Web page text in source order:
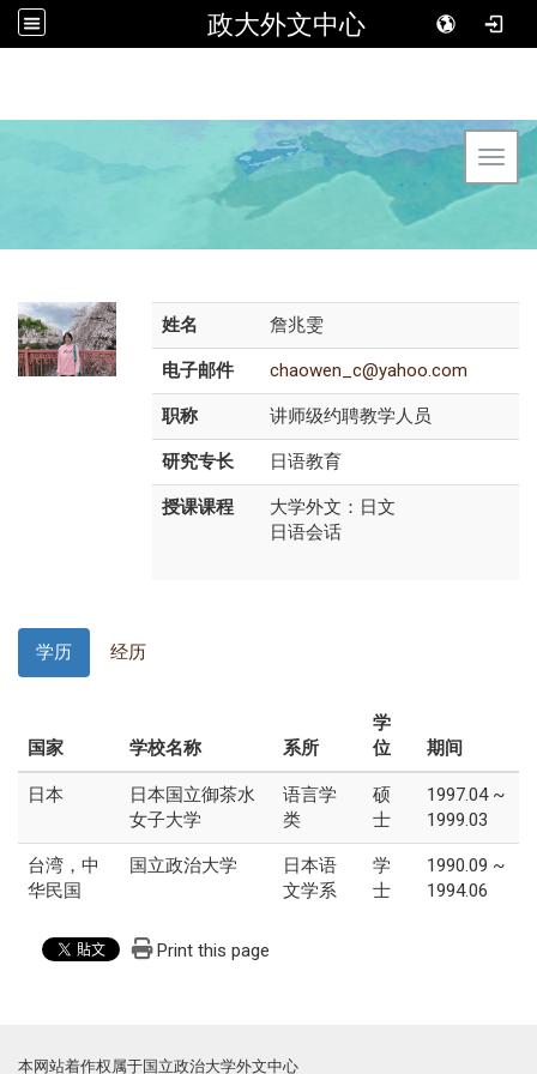
政大外文中心
姓名 詹兆雯
电子邮件 chaowen_c@yahoo.com
职称 讲师级约聘教学人员
研究专长 日语教育
授课课程
大学外文：日文
日语会话
学历 经历
国家 学校名称 系所
学
位
期间
日本
日本国立御茶水
女子大学
语言学
类
硕
士
1997.04 ~
1999.03
台湾，中
华民国
国立政治大学
日本语
文学系
学
士
1990.09 ~
1994.06
Print this page
本网站着作权属于国立政治大学外文中心